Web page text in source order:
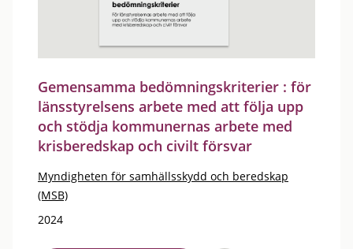
Gemensamma bedömningskriterier : för
länsstyrelsens arbete med att följa upp
och stödja kommunernas arbete med
krisberedskap och civilt försvar
Myndigheten för samhällsskydd och beredskap
(MSB)
2024